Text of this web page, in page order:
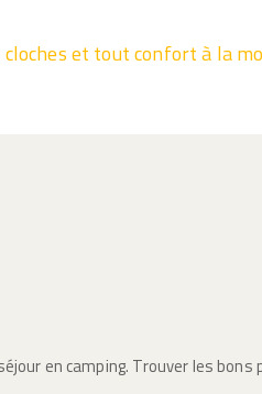
et tout confort à la
en camping. Trouver les bons